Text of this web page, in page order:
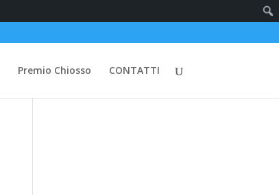
Premio Chiosso CONTATTI